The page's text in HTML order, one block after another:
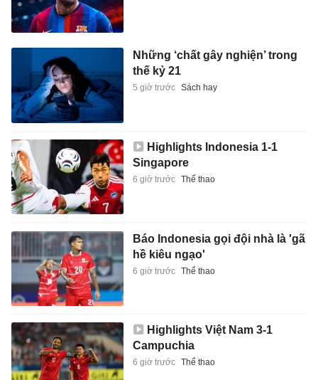
Những ‘chất gây nghiện’ trong
thế kỷ 21
5 giờ trước Sách hay
Highlights Indonesia 1-1
Singapore
6 giờ trước Thể thao
Báo Indonesia gọi đội nhà là 'gã
hề kiêu ngạo'
6 giờ trước Thể thao
Highlights Việt Nam 3-1
Campuchia
6 giờ trước Thể thao